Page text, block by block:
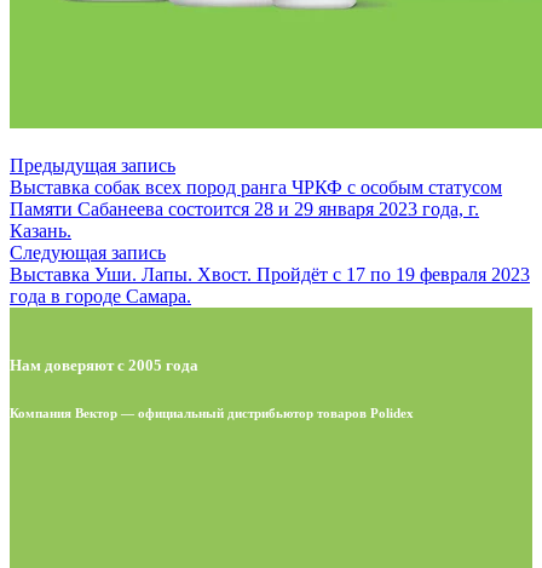
Предыдущая запись
Выставка собак всех пород ранга ЧРКФ с особым статусом
Памяти Сабанеева состоится 28 и 29 января 2023 года, г.
Казань.
Следующая запись
Выставка Уши. Лапы. Хвост. Пройдёт c 17 по 19 февраля 2023
года в городе Самара.
Нам доверяют с 2005 года
Компания Вектор — официальный дистрибьютор товаров Polidex